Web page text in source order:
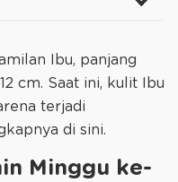
Ibu, panjang
cm. Saat ini, kulit Ibu
terjadi
di sini.
Minggu ke-